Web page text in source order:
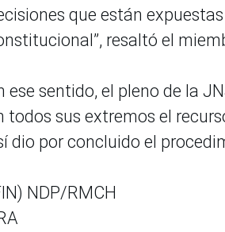
que están
resaltó el
ese sentido, el pleno de la
todos sus extremos el
dio por concluido el
NDP/RMCH